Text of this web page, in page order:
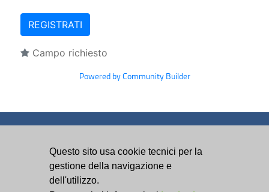
Campo richiesto
Powered by Community Builder
Partner
tecnologico
Questo sito usa cookie tecnici per la
gestione della navigazione e
dell'utilizzo.